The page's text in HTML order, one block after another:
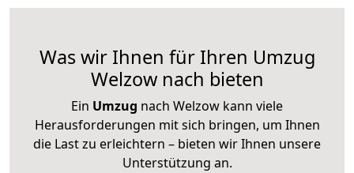
Was wir Ihnen für Ihren Umzug
Welzow nach bieten
Ein Umzug nach Welzow kann viele
Herausforderungen mit sich bringen, um Ihnen
die Last zu erleichtern – bieten wir Ihnen unsere
Unterstützung an.